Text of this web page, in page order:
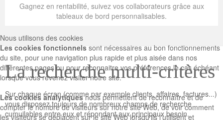
Gagnez en rentabilité, suivez vos collaborateurs grâce aux
tableaux de bord personnalisables.
La recherche multi-critères
Sur chaque écran (comme par exemple clients, affaires, factures...)
vous disposez toujours de nombreux champs de recherche
cumuilables entre eux et répondant aux principaux besoin.
Nous utilisons des cookies
Les cookies fonctionnels sont nécessaires au bon fonctionnements
du site, pour une navigation plus rapide et plus aisée dans nos
différentes pages ou pour reconnaitre vos préférences le cas échéant
lorsque vous revenez visiter notre site.
Les cookies analytiquesnous permettent de reconnaître et de
compter le nombre de visiteurs sur notre site Web, de voir comment
les visiteurs se déplacent sur le site Web lorsqu'ils l'utilisent et